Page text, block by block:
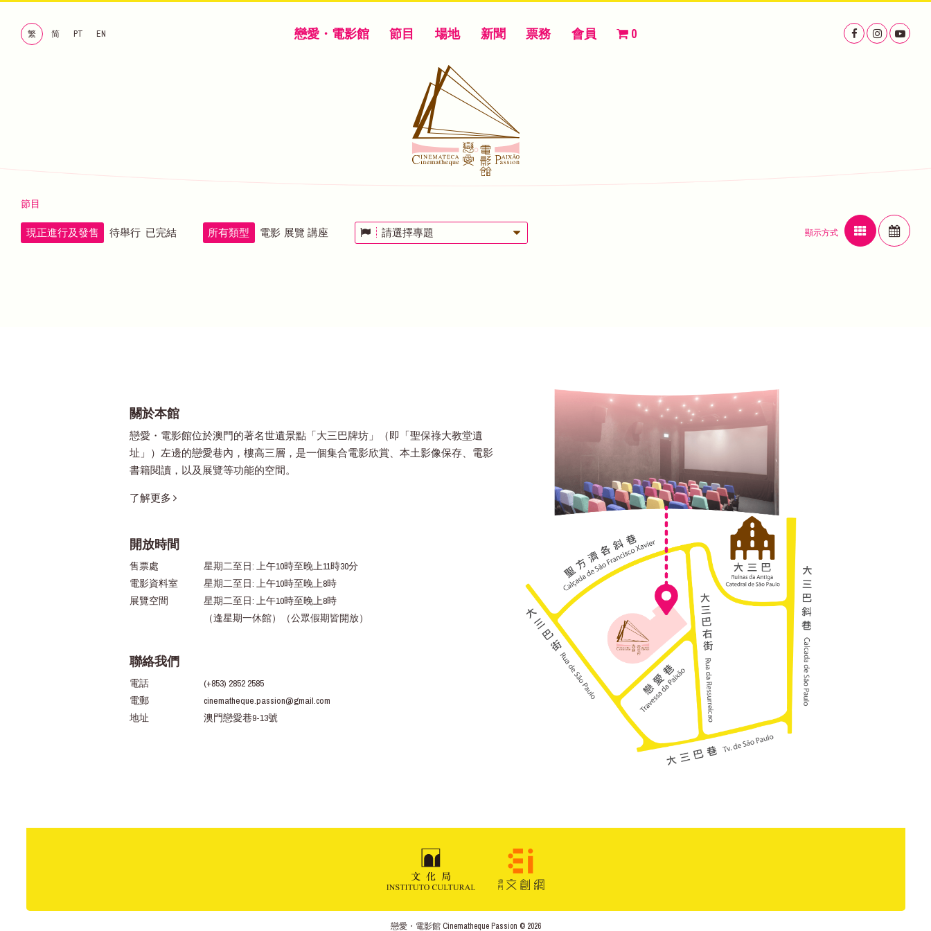
繁 简 PT EN 戀愛・電影館 節目 場地 新聞 票務 會員 0
節目
現正進行及發售 待舉行 已完結 所有類型 電影 展覽 講座 請選擇專題 顯示方式
關於本館
戀愛・電影館位於澳門的著名世遺景點「大三巴牌坊」（即「聖保祿大教堂遺
址」）左邊的戀愛巷內，樓高三層，是一個集合電影欣賞、本土影像保存、電影
書籍閱讀，以及展覽等功能的空間。
了解更多
開放時間
售票處
星期二至日: 上午10時至晚上11時30分
電影資料室
星期二至日: 上午10時至晚上8時
展覽空間
星期二至日: 上午10時至晚上8時
（逢星期一休館）（公眾假期皆開放）
聯絡我們
電話
(+853) 2852 2585
電郵
cinematheque.passion@gmail.com
地址
澳門戀愛巷9-13號
戀愛・電影館 Cinematheque Passion © 2026